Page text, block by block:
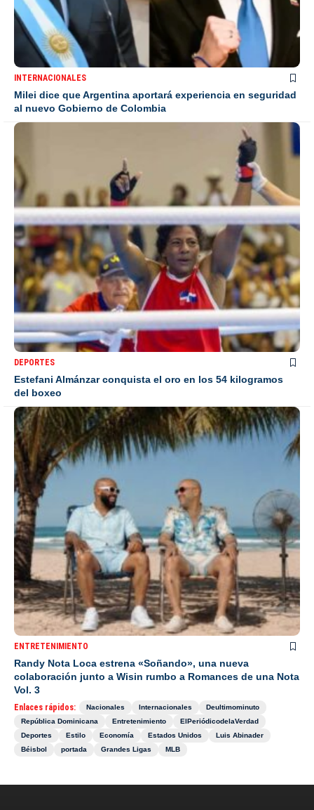
INTERNACIONALES
Milei dice que Argentina aportará experiencia en seguridad
al nuevo Gobierno de Colombia
DEPORTES
Estefani Almánzar conquista el oro en los 54 kilogramos
del boxeo
ENTRETENIMIENTO
Randy Nota Loca estrena «Soñando», una nueva
colaboración junto a Wisin rumbo a Romances de una Nota
Vol. 3
Enlaces rápidos: Nacionales Internacionales
Deultimominuto
República Dominicana
Entretenimiento
ElPeriódicodelaVerdad
Deportes
Estilo Economía Estados Unidos
Luis Abinader
Béisbol
portada Grandes Ligas MLB